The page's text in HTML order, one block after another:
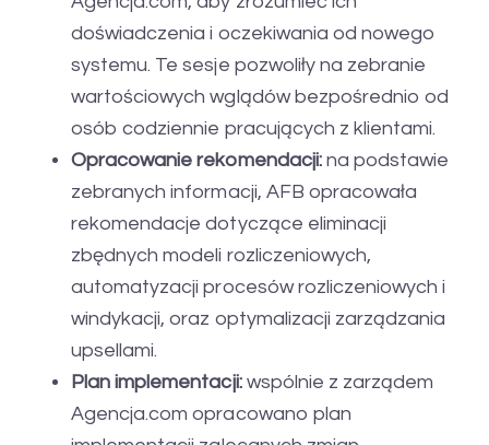
doświadczenia i oczekiwania od nowego
systemu. Te sesje pozwoliły na zebranie
wartościowych wglądów bezpośrednio od
osób codziennie pracujących z klientami.
Opracowanie rekomendacji:na podstawie
zebranych informacji, AFB opracowała
rekomendacje dotyczące eliminacji
zbędnych modeli rozliczeniowych,
automatyzacji procesów rozliczeniowych i
windykacji, oraz optymalizacji zarządzania
upsellami.
Plan implementacji:wspólnie z zarządem
Agencja.com opracowano plan